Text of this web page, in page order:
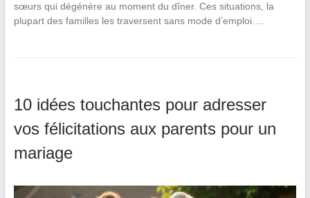
sœurs qui dégénère au moment du dîner. Ces situations, la
plupart des familles les traversent sans mode d’emploi.…
10 idées touchantes pour adresser
vos félicitations aux parents pour un
mariage